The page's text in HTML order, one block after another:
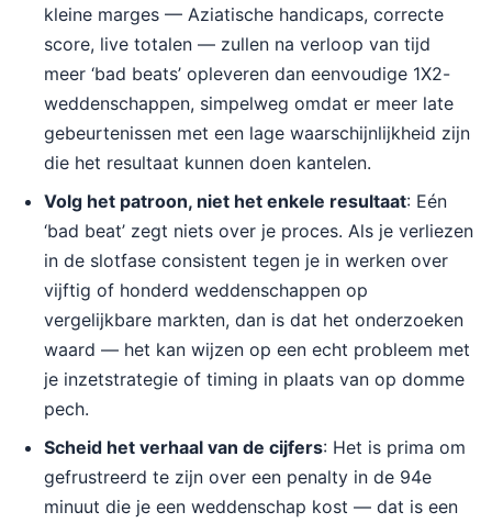
kleine marges — Aziatische handicaps, correcte
score, live totalen — zullen na verloop van tijd
meer ‘bad beats’ opleveren dan eenvoudige 1X2-
weddenschappen, simpelweg omdat er meer late
gebeurtenissen met een lage waarschijnlijkheid zijn
die het resultaat kunnen doen kantelen.
Volg het patroon, niet het enkele resultaat: Eén
‘bad beat’ zegt niets over je proces. Als je verliezen
in de slotfase consistent tegen je in werken over
vijftig of honderd weddenschappen op
vergelijkbare markten, dan is dat het onderzoeken
waard — het kan wijzen op een echt probleem met
je inzetstrategie of timing in plaats van op domme
pech.
Scheid het verhaal van de cijfers: Het is prima om
gefrustreerd te zijn over een penalty in de 94e
minuut die je een weddenschap kost — dat is een